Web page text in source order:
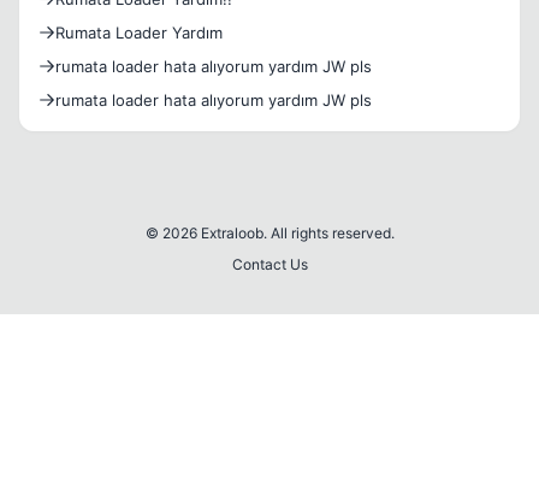
Rumata Loader Yardım
rumata loader hata alıyorum yardım JW pls
rumata loader hata alıyorum yardım JW pls
© 2026 Extraloob. All rights reserved.
Contact Us